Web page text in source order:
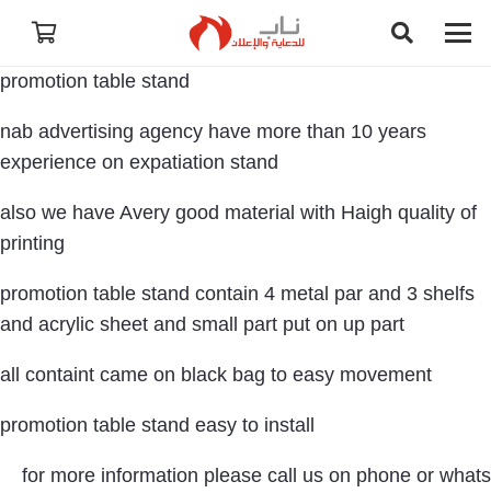
promotion table stand
nab advertising agency have more than 10 years
experience on expatiation stand
also we have Avery good material with Haigh quality of
printing
promotion table stand contain 4 metal par and 3 shelfs
and acrylic sheet and small part put on up part
all containt came on black bag to easy movement
promotion table stand easy to install
for more information please call us on phone or whats